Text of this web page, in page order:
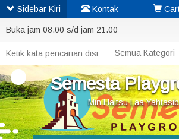
Buka jam 08.00 s/d jam 21.00
Semesta
Min Haitsu Laa Yahtasib
Sidebar Kiri Kontak